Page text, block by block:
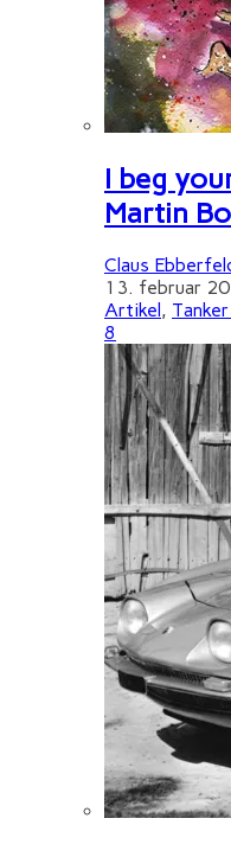
I beg
Martin
Claus
13. februar
Artikel,
8